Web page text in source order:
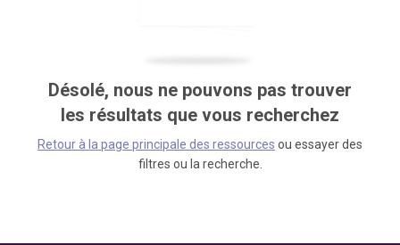
Désolé, nous ne pouvons pas trouver
les résultats que vous recherchez
Retour à la page principale des ressources ou essayer des
filtres ou la recherche.